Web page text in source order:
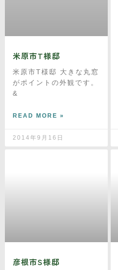
米原市T様邸
米原市T様邸 大きな丸窓
がポイントの外観です。
&
READ MORE »
2014年9月16日
彦根市S様邸